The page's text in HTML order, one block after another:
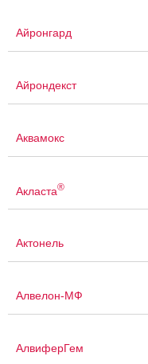
Айронгард
Айрондекст
Аквамокс
Акласта®
Актонель
Алвелон-МФ
АлвиферГем